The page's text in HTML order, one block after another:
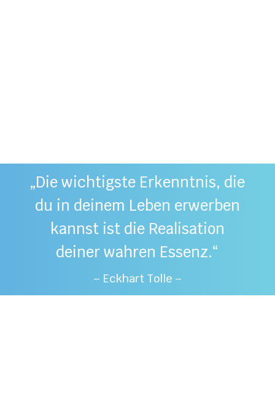
„Die wichtigste Erkenntnis, die
du in deinem Leben erwerben
kannst ist die Realisation
deiner wahren Essenz.“
– Eckhart Tolle –